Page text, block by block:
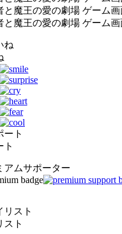
ト
アムサポーター
スト